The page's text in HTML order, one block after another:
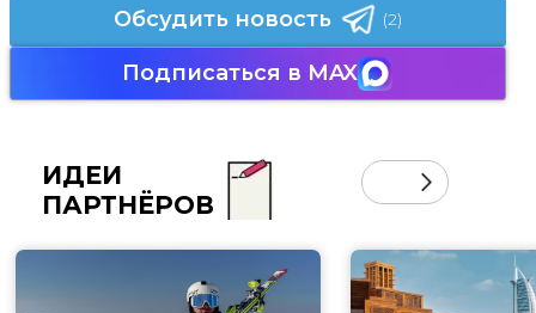
Обсудить новость (2)
Подписаться в MAX
ИДЕИ
ПАРТНЁРОВ